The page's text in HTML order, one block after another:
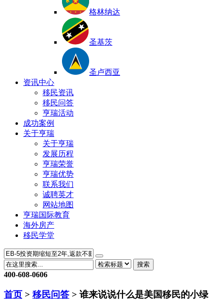
格林纳达
圣基茨
圣卢西亚
资讯中心
移民资讯
移民问答
亨瑞活动
成功案例
关于亨瑞
关于亨瑞
发展历程
亨瑞荣誉
亨瑞优势
联系我们
诚聘英才
网站地图
亨瑞国际教育
海外房产
移民学堂
搜索
400-608-0606
首页 > 移民问答 > 谁来说说什么是美国移民的小绿